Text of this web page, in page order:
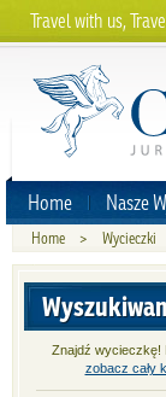
Travel with us,
Home Nasze
Home > Wycieczki
Znajdź wycieczkę!
zobacz cały